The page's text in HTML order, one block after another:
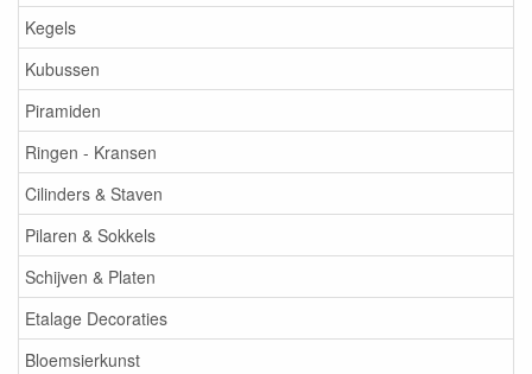
Kegels
Kubussen
Piramiden
Ringen - Kransen
Cilinders & Staven
Pilaren & Sokkels
Schijven & Platen
Etalage Decoraties
Bloemsierkunst